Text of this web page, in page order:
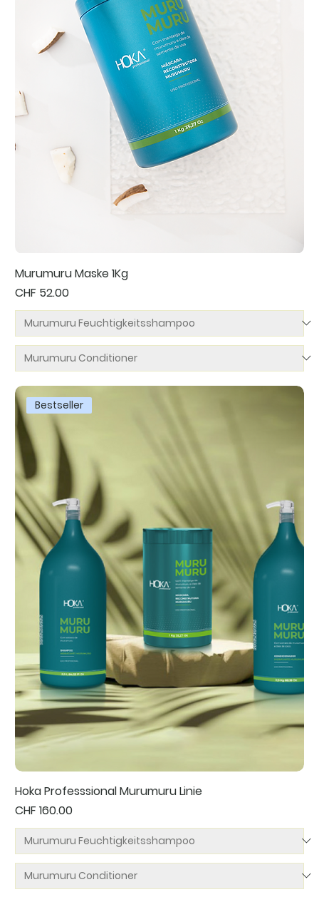
Murumuru Maske 1Kg
Preis
CHF 52.00
Bestseller
Hoka Professsional Murumuru Linie
Preis
CHF 160.00